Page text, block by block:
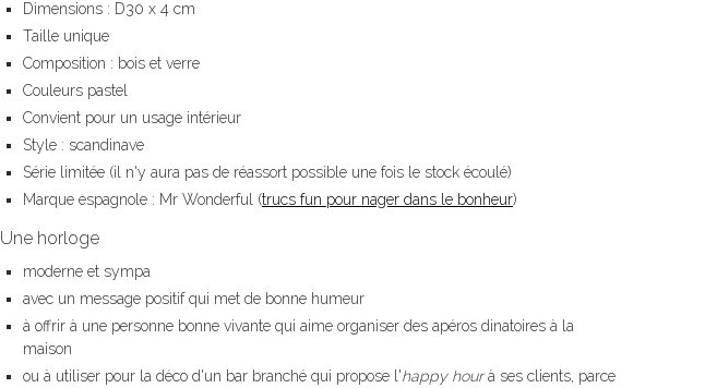
Dimensions : D30 x 4 cm
Taille unique
Composition : bois et verre
Couleurs pastel
Convient pour un usage intérieur
Style : scandinave
Série limitée (il n'y aura pas de réassort possible une fois le stock écoulé)
Marque espagnole : Mr Wonderful (trucs fun pour nager dans le bonheur)
Une horloge
moderne et sympa
avec un message positif qui met de bonne humeur
à offrir à une personne bonne vivante qui aime organiser des apéros dinatoires à la
maison
ou à utiliser pour la déco d'un bar branché qui propose l'happy hourà ses clients, parce